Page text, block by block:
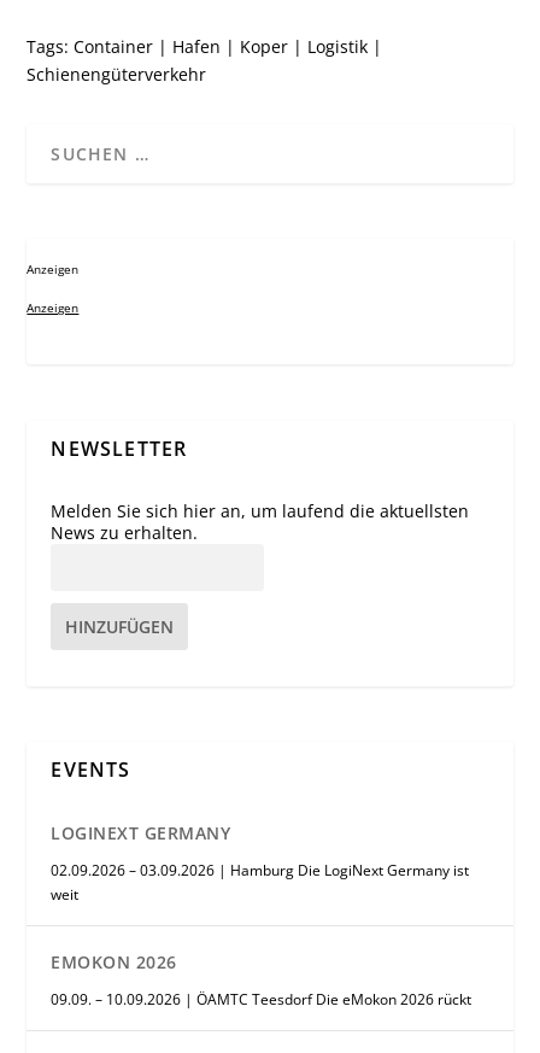
Tags:Container | Hafen | Koper | Logistik |
Schienengüterverkehr
Anzeigen
Anzeigen
NEWSLETTER
Melden Sie sich hier an, um laufend die aktuellsten
News zu erhalten.
HINZUFÜGEN
EVENTS
LOGINEXT GERMANY
02.09.2026 – 03.09.2026 | Hamburg Die LogiNext Germany ist
weit
EMOKON 2026
09.09. – 10.09.2026 | ÖAMTC Teesdorf Die eMokon 2026 rückt